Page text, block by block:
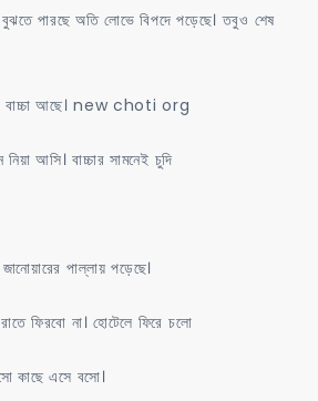
বুঝতে পারছে অতি লোভে বিপদে পড়েছে। তবুও শেষ
বাচ্চা আছে। new choti org
আসি। বাচ্চার সামনেই চুদি
পাল্লায় পড়েছে।
ফিরবো না। হোটেলে ফিরে চলো
এসে বসো।